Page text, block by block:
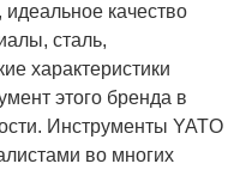
качество
сталь,
характеристики
этого бренда в
Инструменты YATO
во многих